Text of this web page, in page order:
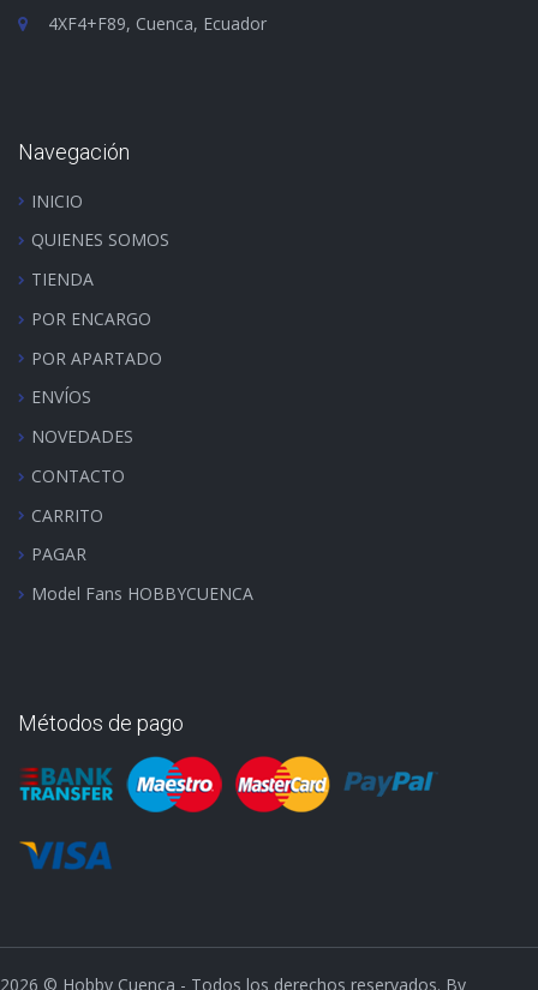
4XF4+F89, Cuenca, Ecuador
Navegación
INICIO
QUIENES SOMOS
TIENDA
POR ENCARGO
POR APARTADO
ENVÍOS
NOVEDADES
CONTACTO
CARRITO
PAGAR
Model Fans HOBBYCUENCA
Métodos de pago
2026 © Hobby Cuenca - Todos los derechos reservados. By